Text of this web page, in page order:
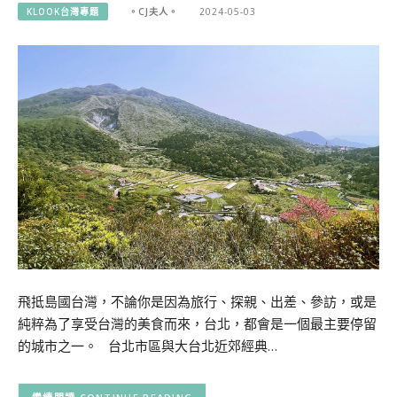
KLOOK台灣專題 。CJ夫人。 2024-05-03
飛抵島國台灣，不論你是因為旅行、探親、出差、參訪，或是
純粹為了享受台灣的美食而來，台北，都會是一個最主要停留
的城市之一。 台北市區與大台北近郊經典…